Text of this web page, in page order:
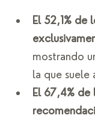
El 52,1% de
mostrando
la que suele
El 67,4% de